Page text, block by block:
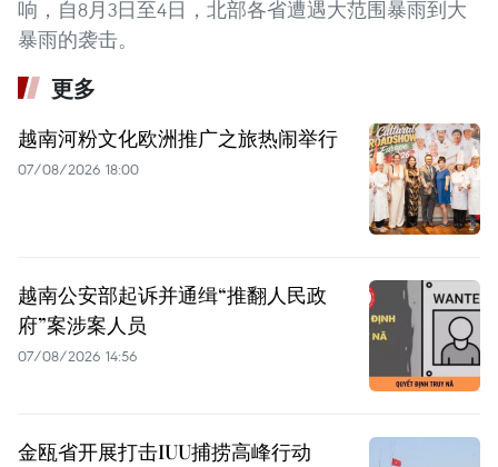
响，自8月3日至4日，北部各省遭遇大范围暴雨到大
暴雨的袭击。
更多
越南河粉文化欧洲推广之旅热闹举行
07/08/2026 18:00
越南公安部起诉并通缉“推翻人民政
府”案涉案人员
07/08/2026 14:56
金瓯省开展打击IUU捕捞高峰行动